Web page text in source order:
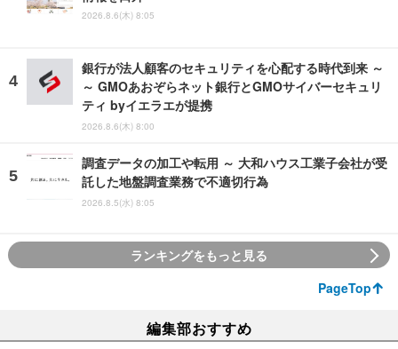
2026.8.6(木) 8:05
銀行が法人顧客のセキュリティを心配する時代到来 ～
～ GMOあおぞらネット銀行とGMOサイバーセキュリ
ティ byイエラエが提携
2026.8.6(木) 8:00
調査データの加工や転用 ～ 大和ハウス工業子会社が受
託した地盤調査業務で不適切行為
2026.8.5(水) 8:05
ランキングをもっと見る
PageTop
編集部おすすめ